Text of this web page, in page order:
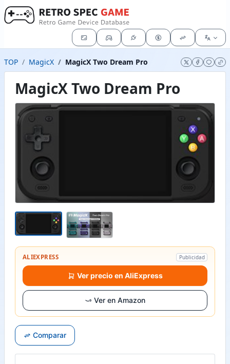
TOP MagicX MagicX Two Dream Pro
MagicX Two Dream Pro
ALIEXPRESS Publicidad
Ver precio en AliExpress
Ver en Amazon
Comparar